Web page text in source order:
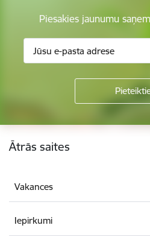
Piesakies jaunumu
Kājene
Ātrās saites
Vakances
Iepirkumi